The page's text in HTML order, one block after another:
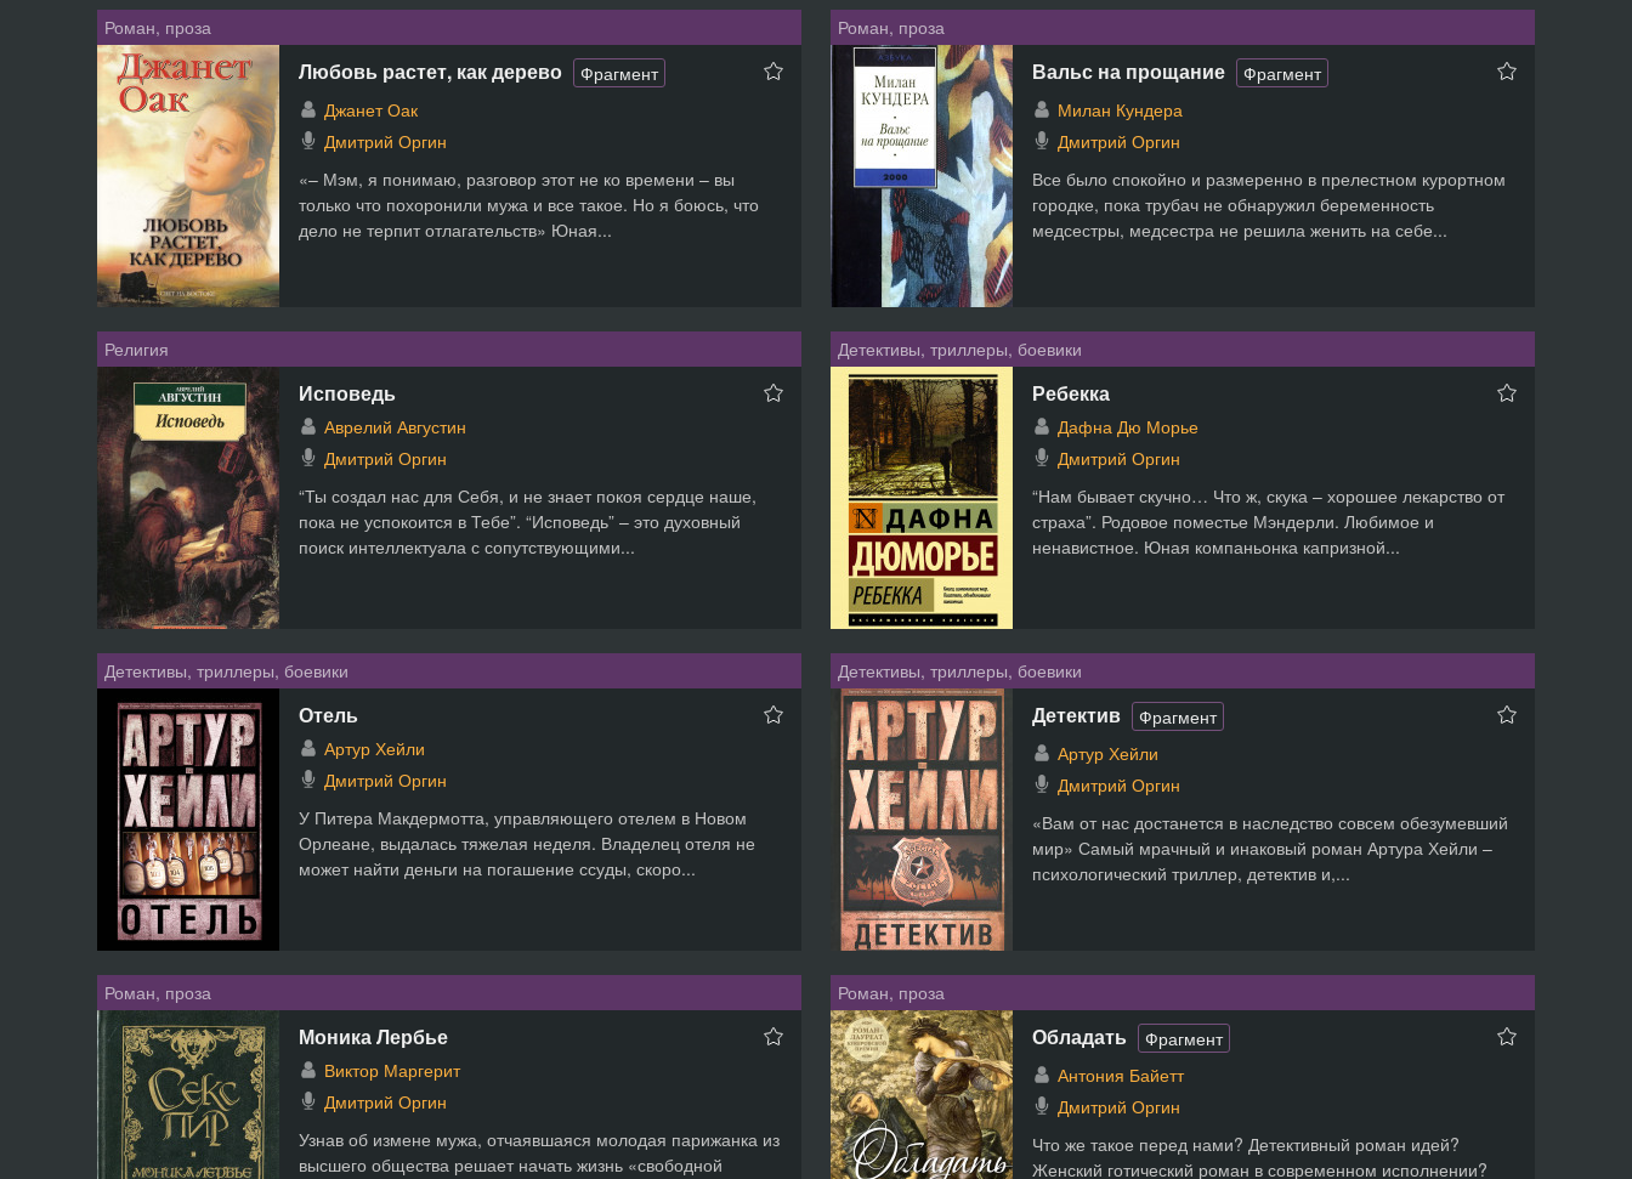
Роман, проза
Любовь растет, как дерево
Фрагмент
Джанет Оак
Дмитрий Оргин
«– Мэм, я понимаю, разговор этот не ко времени – вы
только что похоронили мужа и все такое. Но я боюсь, что
дело не терпит отлагательств» Юная...
Роман, проза
Вальс на прощание
Фрагмент
Милан Кундера
Дмитрий Оргин
Все было спокойно и размеренно в прелестном курортном
городке, пока трубач не обнаружил беременность
медсестры, медсестра не решила женить на себе...
Религия
Исповедь
Аврелий Августин
Дмитрий Оргин
“Ты создал нас для Себя, и не знает покоя сердце наше,
пока не успокоится в Тебе”. “Исповедь” – это духовный
поиск интеллектуала с сопутствующими...
Детективы, триллеры, боевики
Ребекка
Дафна Дю Морье
Дмитрий Оргин
“Нам бывает скучно… Что ж, скука – хорошее лекарство от
страха”. Родовое поместье Мэндерли. Любимое и
ненавистное. Юная компаньонка капризной...
Детективы, триллеры, боевики
Отель
Артур Хейли
Дмитрий Оргин
У Питера Макдермотта, управляющего отелем в Новом
Орлеане, выдалась тяжелая неделя. Владелец отеля не
может найти деньги на погашение ссуды, скоро...
Детективы, триллеры, боевики
Детектив
Фрагмент
Артур Хейли
Дмитрий Оргин
«Вам от нас достанется в наследство совсем обезумевший
мир» Самый мрачный и инаковый роман Артура Хейли –
психологический триллер, детектив и,...
Роман, проза
Моника Лербье
Виктор Маргерит
Дмитрий Оргин
Узнав об измене мужа, отчаявшаяся молодая парижанка из
высшего общества решает начать жизнь «свободной
Роман, проза
Обладать
Фрагмент
Антония Байетт
Дмитрий Оргин
Что же такое перед нами? Детективный роман идей?
Женский готический роман в современном исполнении?